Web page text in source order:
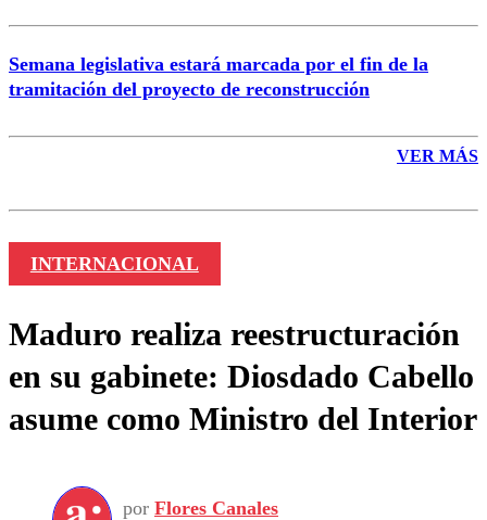
Semana legislativa estará marcada por el fin de la
tramitación del proyecto de reconstrucción
VER MÁS
INTERNACIONAL
Maduro realiza reestructuración
en su gabinete: Diosdado Cabello
asume como Ministro del Interior
por Flores Canales